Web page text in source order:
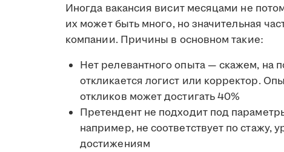
Иногда вакансия висит месяцами не
их может быть много, но значительная
компании. Причины в основном такие:
Нет релевантного опыта — скажем, на
откликается логист или корректор.
откликов может достигать 40%
Претендент не подходит под
например, не соответствует по
достижениям